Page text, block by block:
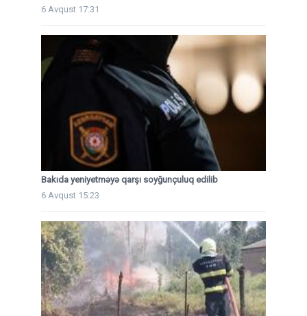
6 Avqust 17:31
Bakıda yeniyetməyə qarşı soyğunçuluq edilib
6 Avqust 15:23